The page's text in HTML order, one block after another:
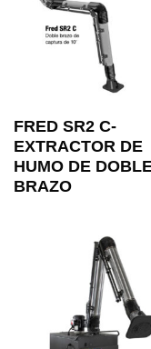
FRED SR2 C-
EXTRACTOR DE
HUMO DE
BRAZO